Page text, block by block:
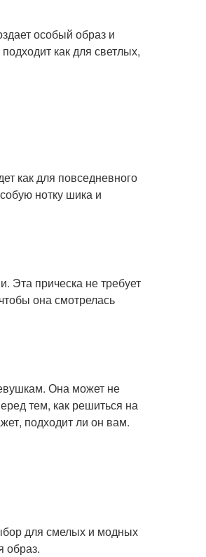
особый образ и
как для светлых,
как для повседневного
нотку шика и
Эта прическа не требует
она смотрелась
Она может не
тем, как решиться на
подходит ли он вам.
для смелых и модных
образ.